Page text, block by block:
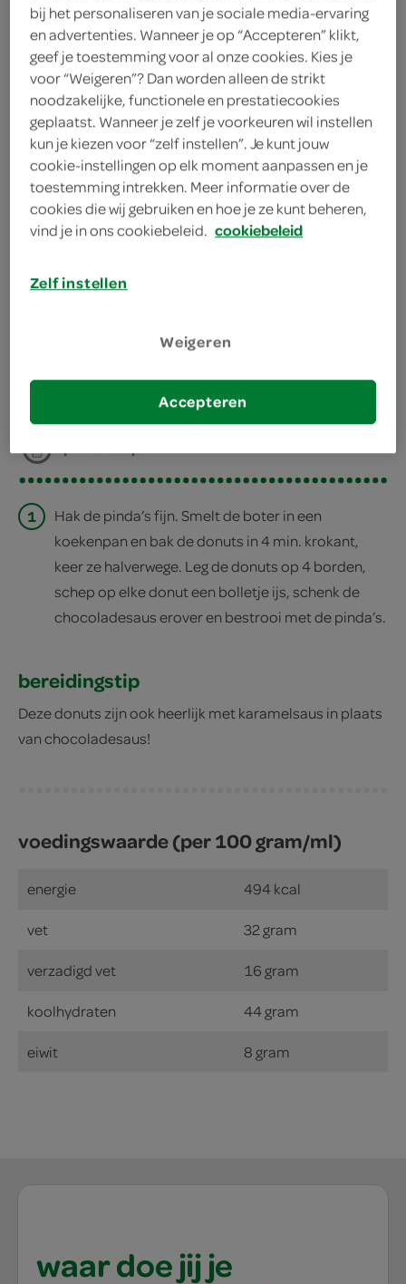
4 eetlepels chocolade
dessertsaus
4 bolletjes banketbakkersroomijs
4 gesuikerde donuts
2 eetlepels roomboter
2 eetlepels gezouten pinda’s
deel op twitter
deel op facebook
1
Hak de pinda’s fijn. Smelt de boter in een
koekenpan en bak de donuts in 4 min. krokant,
keer ze halverwege. Leg de donuts op 4 borden,
schep op elke donut een bolletje ijs, schenk de
chocoladesaus erover en bestrooi met de pinda’s.
bereidingstip
Deze donuts zijn ook heerlijk met karamelsaus in plaats
van chocoladesaus!
voedingswaarde (per 100 gram/ml)
energie 494 kcal
vet 32 gram
verzadigd vet 16 gram
koolhydraten 44 gram
eiwit 8 gram
waar doe jij je
bij het personaliseren van je sociale media-ervaring
en advertenties. Wanneer je op “Accepteren” klikt,
geef je toestemming voor al onze cookies. Kies je
voor “Weigeren”? Dan worden alleen de strikt
noodzakelijke, functionele en prestatiecookies
geplaatst. Wanneer je zelf je voorkeuren wil instellen
kun je kiezen voor “zelf instellen”. Je kunt jouw
cookie-instellingen op elk moment aanpassen en je
toestemming intrekken. Meer informatie over de
cookies die wij gebruiken en hoe je ze kunt beheren,
vind je in ons cookiebeleid. cookiebeleid
Zelf instellen
Weigeren
Accepteren